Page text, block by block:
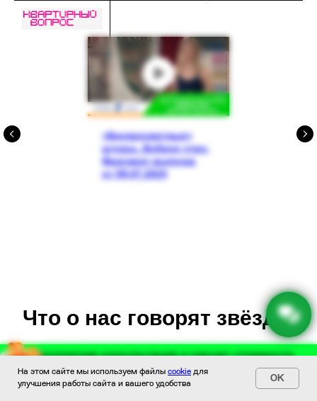
Бесплатная консультация и расчет стоимости
+74993023130
Бесплатная консультация и расчет стоимости
+74993023130
29 : 30
«Беспросветные»
шторы. Доброе утро.
Фрагмент выпуска
от 09.07.2024
Что о нас говорят звёзды
На этом сайте мы используем файлы cookie для
улучшения работы сайта и вашего удобства
OK